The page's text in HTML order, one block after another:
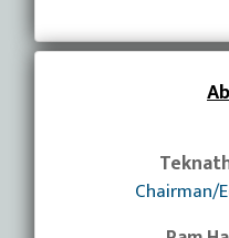
Chairman/